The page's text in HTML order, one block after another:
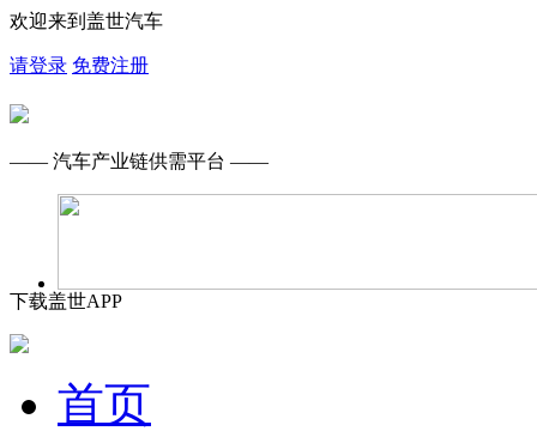
欢迎来到盖世汽车
请登录 免费注册
—— 汽车产业链供需平台 ——
下载盖世APP
首页